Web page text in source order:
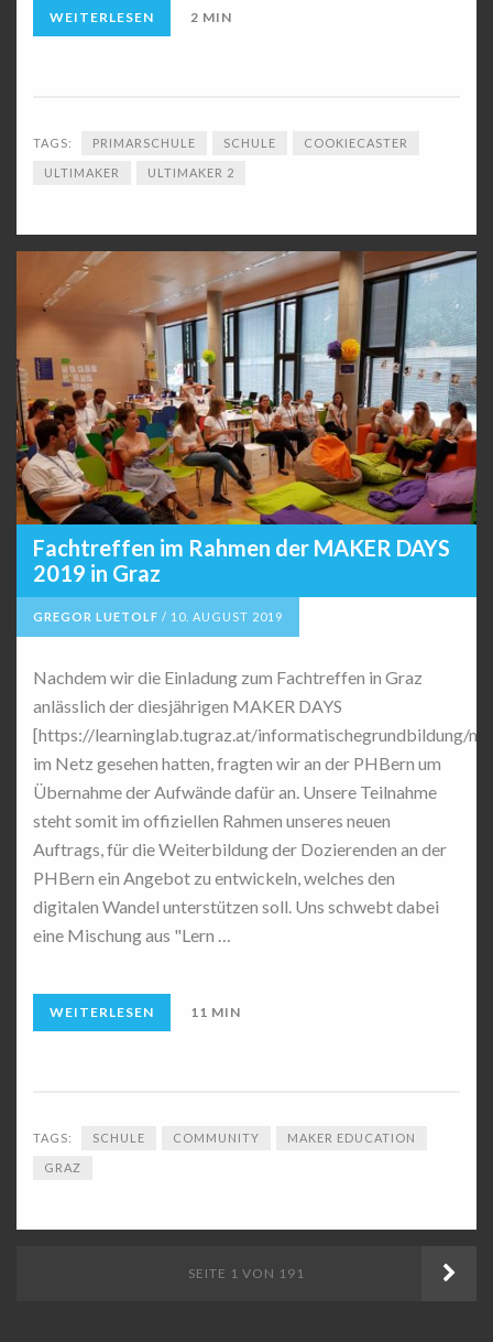
WEITERLESEN 2 MIN
TAGS: PRIMARSCHULE SCHULE COOKIECASTER
ULTIMAKER ULTIMAKER 2
Fachtreffen im Rahmen der MAKER DAYS
2019 in Graz
GREGOR LUETOLF / 10. AUGUST 2019
Nachdem wir die Einladung zum Fachtreffen in Graz
anlässlich der diesjährigen MAKER DAYS
[https://learninglab.tugraz.at/informatischegrundbildung/
im Netz gesehen hatten, fragten wir an der PHBern um
Übernahme der Aufwände dafür an. Unsere Teilnahme
steht somit im offiziellen Rahmen unseres neuen
Auftrags, für die Weiterbildung der Dozierenden an der
PHBern ein Angebot zu entwickeln, welches den
digitalen Wandel unterstützen soll. Uns schwebt dabei
eine Mischung aus "Lern …
WEITERLESEN 11 MIN
TAGS: SCHULE COMMUNITY MAKER EDUCATION
GRAZ
SEITE 1 VON 191